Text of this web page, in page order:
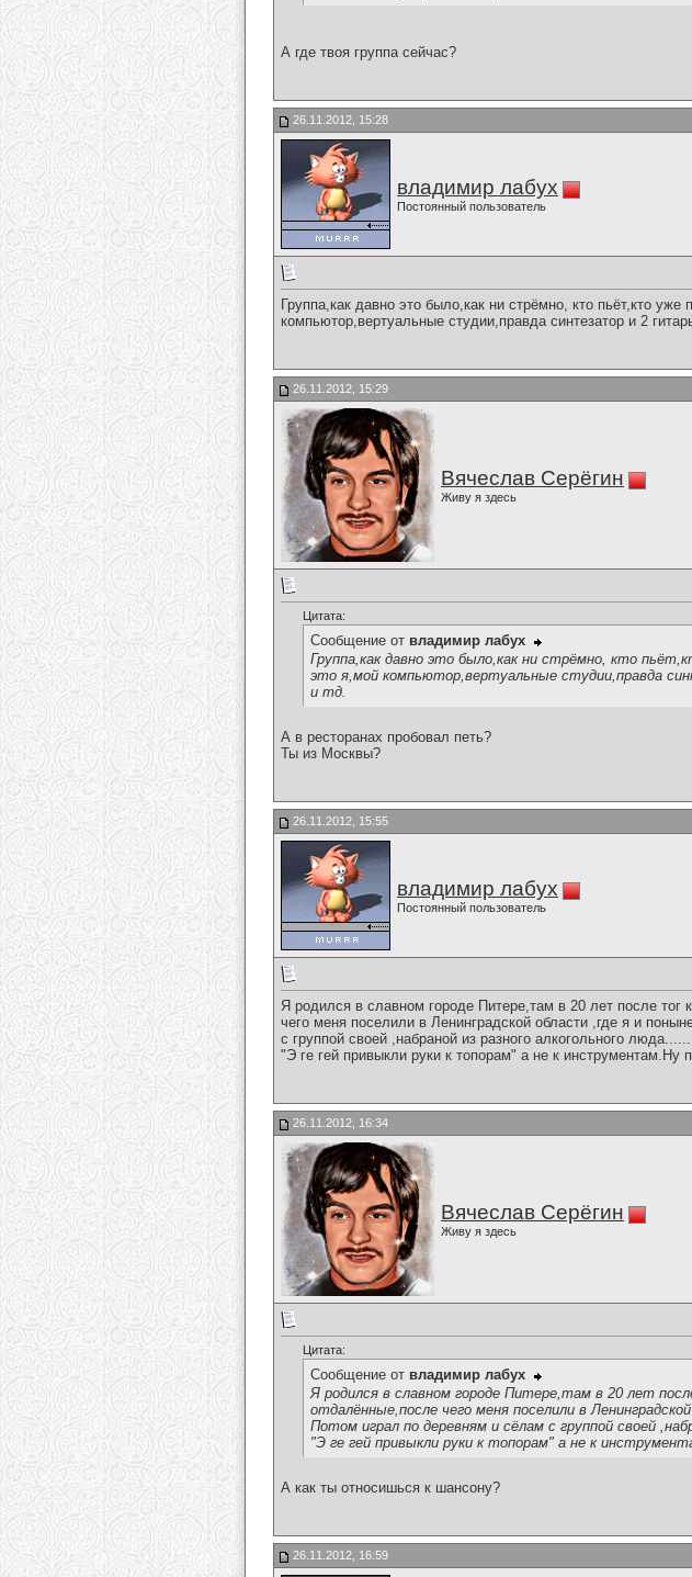
А где твоя группа сейчас?
26.11.2012, 15:28
владимир лабух
Постоянный пользователь
Группа,как давно это было,как ни стрёмно, кто пьёт,кто
компьютор,вертуальные студии,правда синтезатор и 2
26.11.2012, 15:29
Вячеслав Серёгин
Живу я здесь
Цитата:
Сообщение от владимир лабух
Группа,как давно это было,как ни стрёмно, кто
это я,мой компьютор,вертуальные студии,правда
и тд.
А в ресторанах пробовал петь?
Ты из Москвы?
26.11.2012, 15:55
владимир лабух
Постоянный пользователь
Я родился в славном городе Питере,там в 20 лет после
чего меня поселили в Ленинградской области ,где я и
с группой своей ,набраной из разного алкогольного люда......
"Э ге гей привыкли руки к топорам" а не к инструментам.Ну
26.11.2012, 16:34
Вячеслав Серёгин
Живу я здесь
Цитата:
Сообщение от владимир лабух
Я родился в славном городе Питере,там в 20 лет
отдалённые,после чего меня поселили в
Потом играл по деревням и сёлам с группой своей
"Э ге гей привыкли руки к топорам" а не к
А как ты относишься к шансону?
26.11.2012, 16:59